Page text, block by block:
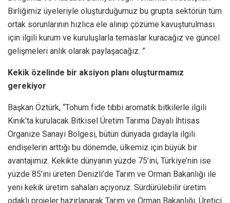
Birliğimiz üyeleriyle oluşturduğumuz bu grupta sektörün tüm
ortak sorunlarının hızlıca ele alınıp çözüme kavuşturulması
için ilgili kurum ve kuruluşlarla temaslar kuracağız ve güncel
gelişmeleri anlık olarak paylaşacağız. ”
Kekik özelinde bir aksiyon planı oluşturmamız
gerekiyor
Başkan Öztürk, “Tohum fide tıbbi aromatik bitkilerle ilgili
Kınık’ta kurulacak Bitkisel Üretim Tarıma Dayalı İhtisas
Organize Sanayi Bölgesi, bütün dünyada gıdayla ilgili
endişelerin arttığı bu dönemde, ülkemiz için büyük bir
avantajımız. Kekikte dünyanın yüzde 75’ini, Türkiye’nin ise
yüzde 85’ini üreten Denizli’de Tarım ve Orman Bakanlığı ile
yeni kekik üretim sahaları açıyoruz. Sürdürülebilir üretim
odaklı projeler hazırlanarak Tarım ve Orman Bakanlığı, Üretici